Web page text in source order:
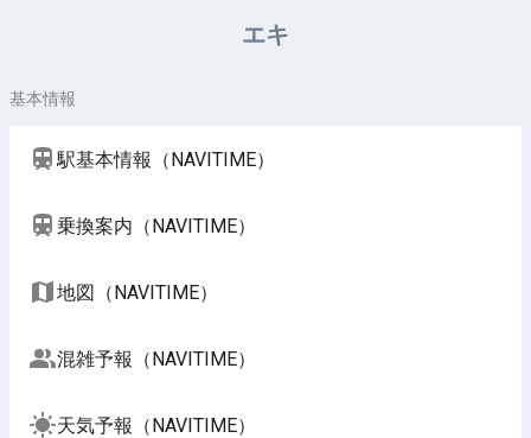
エキ
基本情報
駅基本情報（NAVITIME）
乗換案内（NAVITIME）
地図（NAVITIME）
混雑予報（NAVITIME）
天気予報（NAVITIME）